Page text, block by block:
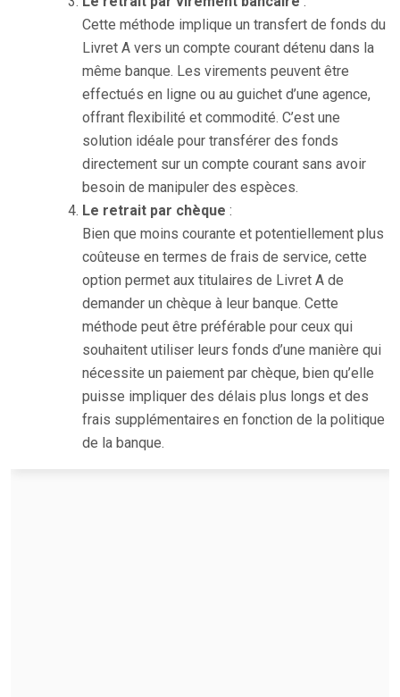
Cette méthode implique un transfert de fonds du
Livret A vers un compte courant détenu dans la
même banque. Les virements peuvent être
effectués en ligne ou au guichet d’une agence,
offrant flexibilité et commodité. C’est une
solution idéale pour transférer des fonds
directement sur un compte courant sans avoir
besoin de manipuler des espèces.
Le retrait par chèque :
Bien que moins courante et potentiellement plus
coûteuse en termes de frais de service, cette
option permet aux titulaires de Livret A de
demander un chèque à leur banque. Cette
méthode peut être préférable pour ceux qui
souhaitent utiliser leurs fonds d’une manière qui
nécessite un paiement par chèque, bien qu’elle
puisse impliquer des délais plus longs et des
frais supplémentaires en fonction de la politique
de la banque.